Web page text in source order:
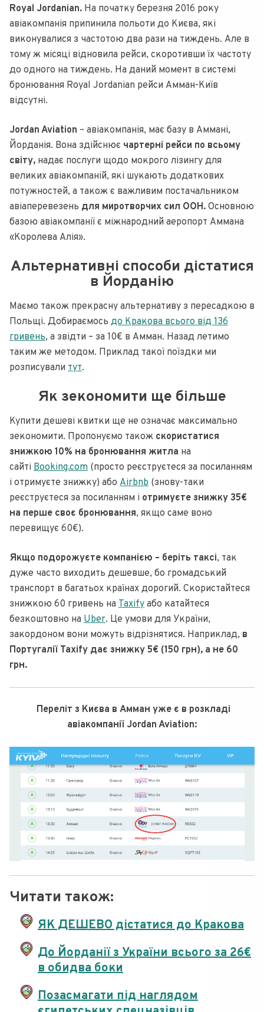
Royal Jordanian. На початку березня 2016 року
авіакомпанія припинила польоти до Києва, які
виконувалися з частотою два рази на тиждень. Але в
тому ж місяці відновила рейси, скоротивши їх частоту
до одного на тиждень. На даний момент в системі
бронювання Royal Jordanian рейси Амман-Київ
відсутні.
Jordan Aviation – авіакомпанія, має базу в Аммані,
Йорданія. Вона здійснює чартерні рейси по всьому
світу, надає послуги щодо мокрого лізингу для
великих авіакомпаній, які шукають додаткових
потужностей, а також є важливим постачальником
авіаперевезень для миротворчих сил ООН. Основною
базою авіакомпанії є міжнародний аеропорт Аммана
«Королева Алія».
Альтернативні способи дістатися
в Йорданію
Маємо також прекрасну альтернативу з пересадкою в
Польщі. Добираємось до Кракова всього від 136
гривень, а звідти – за 10€ в Амман. Назад летимо
таким же методом. Приклад такої поїздки ми
розписували тут.
Як зекономити ще більше
Купити дешеві квитки ще не означає максимально
зекономити. Пропонуємо також скористатися
знижкою 10% на бронювання житла на
сайті Booking.com (просто реєструєтеся за посиланням
і отримуєте знижку) або Airbnb (знову-таки
реєструєтеся за посиланням і отримуєте знижку 35€
на перше своє бронювання, якщо саме воно
перевищує 60€).
Якщо подорожуєте компанією – беріть таксі, так
дуже часто виходить дешевше, бо громадський
транспорт в багатьох країнах дорогий. Скористайтеся
знижкою 60 гривень на Taxify або катайтеся
безкоштовно на Uber. Це умови для України,
закордоном вони можуть відрізнятися. Наприклад, в
Португалії Taxify дає знижку 5€ (150 грн), а не 60
грн.
Переліт з Києва в Амман уже є в розкладі
авіакомпанії Jordan Aviation:
Читати також:
ЯК ДЕШЕВО дістатися до Кракова
До Йорданії з України всього за 26€
в обидва боки
Позасмагати під наглядом